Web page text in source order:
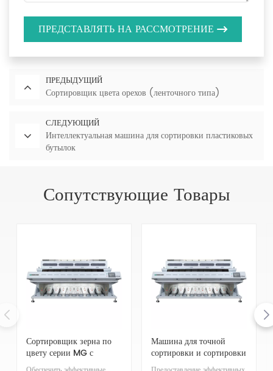
ПРЕДСТАВЛЯТЬ НА РАССМОТРЕНИЕ
ПРЕДЫДУЩИЙ
Сортировщик цвета орехов (ленточного типа)
СЛЕДУЮЩИЙ
Интеллектуальная машина для сортировки пластиковых
бутылок
Сопутствующие Товары
Сортировщик зерна по
цвету серии MG с
большой
Машина для точной
сортировки и сортировки
риса по цвету MR640